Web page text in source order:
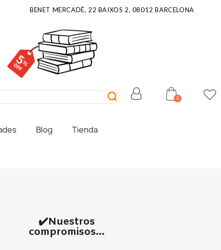
BENET MERCADÉ, 22 BAIXOS 2, 08012 BARCELONA
Blog Tienda
✔️Nuestros
compromisos...